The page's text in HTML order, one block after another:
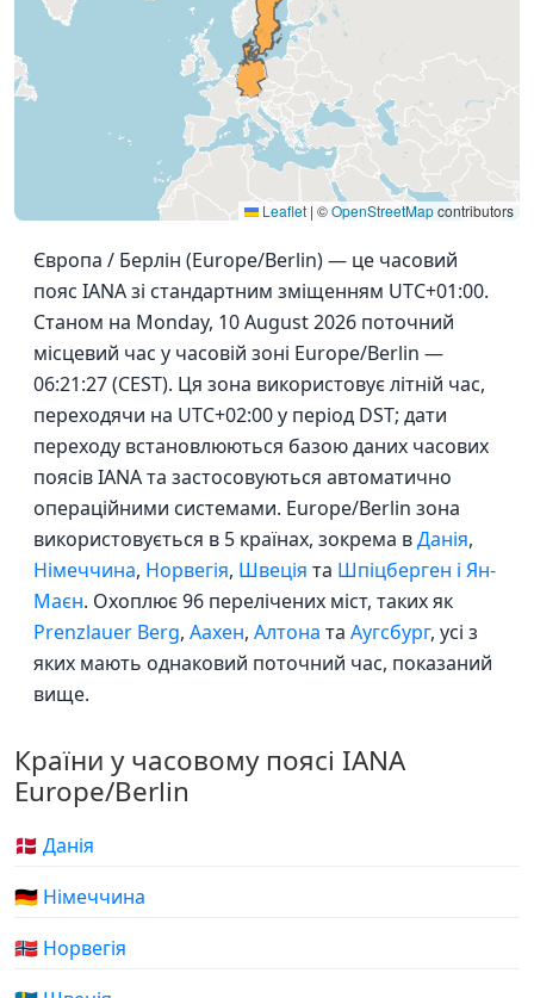
Leaflet | ©OpenStreetMapcontributors
Європа / Берлін (Europe/Berlin) — це часовий
пояс IANA зі стандартним зміщенням UTC+01:00.
Станом на Monday, 10 August 2026 поточний
місцевий час у часовій зоні Europe/Berlin —
06:21:27 (CEST). Ця зона використовує літній час,
переходячи на UTC+02:00 у період DST; дати
переходу встановлюються базою даних часових
поясів IANA та застосовуються автоматично
операційними системами. Europe/Berlin зона
використовується в 5 країнах, зокрема вДанія,
Німеччина, Норвегія, Швеція та Шпіцберген і Ян-
Маєн. Охоплює 96 перелічених міст, таких як
Prenzlauer Berg, Аахен, Алтона та Аугсбург, усі з
яких мають однаковий поточний час, показаний
вище.
Країни у часовому поясі IANA
Europe/Berlin
🇩🇰 Данія
🇩🇪 Німеччина
🇳🇴 Норвегія